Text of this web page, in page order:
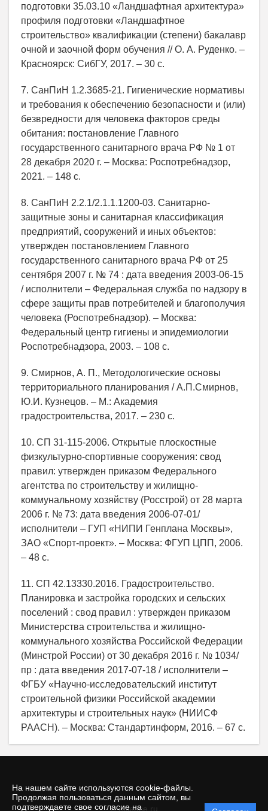
На нашем сайте используются cookie-файлы.
Продолжая пользоваться данным сайтом, вы
подтверждаете свое согласие на
подготовки 35.03.10 «Ландшафтная архитектура»
профиля подготовки «Ландшафтное
строительство» квалификации (степени) бакалавр
очной и заочной форм обучения // О. А. Руденко. –
Красноярск: СибГУ, 2017. – 30 с.
7. СанПиН 1.2.3685-21. Гигиенические нормативы
и требования к обеспечению безопасности и (или)
безвредности для человека факторов среды
обитания: постановление Главного
государственного санитарного врача РФ № 1 от
28 декабря 2020 г. – Москва: Роспотребнадзор,
2021. – 148 с.
8. СанПиН 2.2.1/2.1.1.1200-03. Санитарно-
защитные зоны и санитарная классификация
предприятий, сооружений и иных объектов:
утвержден постановлением Главного
государственного санитарного врача РФ от 25
сентября 2007 г. № 74 : дата введения 2003-06-15
/ исполнители – Федеральная служба по надзору в
сфере защиты прав потребителей и благополучия
человека (Роспотребнадзор). – Москва:
Федеральный центр гигиены и эпидемиологии
Роспотребнадзора, 2003. – 108 с.
9. Смирнов, А. П., Методологические основы
территориального планирования / А.П.Смирнов,
Ю.И. Кузнецов. – М.: Академия
градостроительства, 2017. – 230 с.
10. СП 31-115-2006. Открытые плоскостные
физкультурно-спортивные сооружения: свод
правил: утвержден приказом Федерального
агентства по строительству и жилищно-
коммунальному хозяйству (Росстрой) от 28 марта
2006 г. № 73: дата введения 2006-07-01/
исполнители – ГУП «НИПИ Генплана Москвы»,
ЗАО «Спорт-проект». – Москва: ФГУП ЦПП, 2006.
– 48 с.
11. СП 42.13330.2016. Градостроительство.
Планировка и застройка городских и сельских
поселений : свод правил : утвержден приказом
Министерства строительства и жилищно-
коммунального хозяйства Российской Федерации
(Минстрой России) от 30 декабря 2016 г. № 1034/
пр : дата введения 2017-07-18 / исполнители –
ФГБУ «Научно-исследовательский институт
строительной физики Российской академии
архитектуры и строительных наук» (НИИСФ
РААСН). – Москва: Стандартинформ, 2016. – 67 с.
© ecience.ru